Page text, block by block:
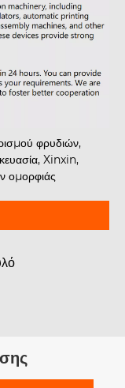
φρυδιών,
Xinxin,
ομορφιάς